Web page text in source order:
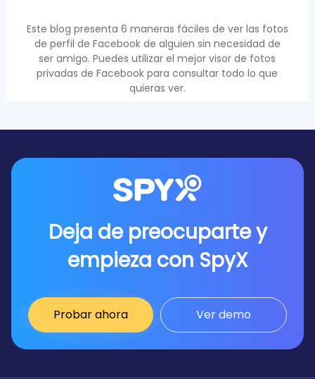
Este blog presenta 6 maneras fáciles de ver las fotos
de perfil de Facebook de alguien sin necesidad de
ser amigo. Puedes utilizar el mejor visor de fotos
privadas de Facebook para consultar todo lo que
quieras ver.
Deja de preocuparte y
empieza con SpyX
Probar ahora Ver demo